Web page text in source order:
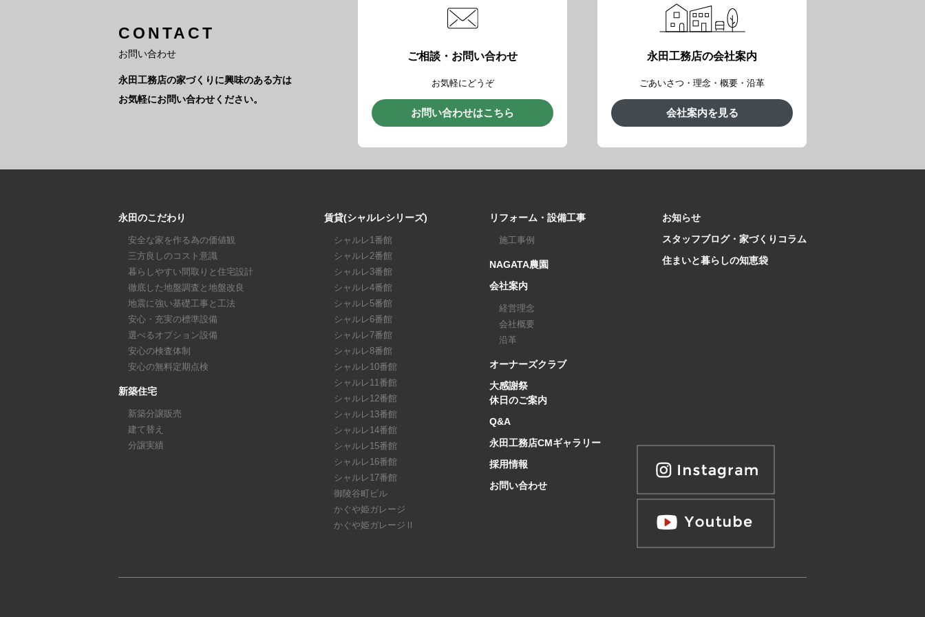
CONTACT
お問い合わせ
永田工務店の家づくりに興味のある方は
お気軽にお問い合わせください。
ご相談・お問い合わせ
お気軽にどうぞ
お問い合わせはこちら
永田工務店の会社案内
ごあいさつ・理念・概要・沿革
会社案内を見る
永田のこだわり
安全な家を作る為の価値観
三方良しのコスト意識
暮らしやすい間取りと住宅設計
徹底した地盤調査と地盤改良
地震に強い基礎工事と工法
安心・充実の標準設備
選べるオプション設備
安心の検査体制
安心の無料定期点検
新築住宅
新築分譲販売
建て替え
分譲実績
賃貸(シャルレシリーズ)
シャルレ1番館
シャルレ2番館
シャルレ3番館
シャルレ4番館
シャルレ5番館
シャルレ6番館
シャルレ7番館
シャルレ8番館
シャルレ10番館
シャルレ11番館
シャルレ12番館
シャルレ13番館
シャルレ14番館
シャルレ15番館
シャルレ16番館
シャルレ17番館
御陵谷町ビル
かぐや姫ガレージ
かぐや姫ガレージⅡ
リフォーム・設備工事
施工事例
NAGATA農園
会社案内
経営理念
会社概要
沿革
オーナーズクラブ
大感謝祭
休日のご案内
Q&A
永田工務店CMギャラリー
採用情報
お問い合わせ
お知らせ
スタッフブログ・家づくりコラム
住まいと暮らしの知恵袋